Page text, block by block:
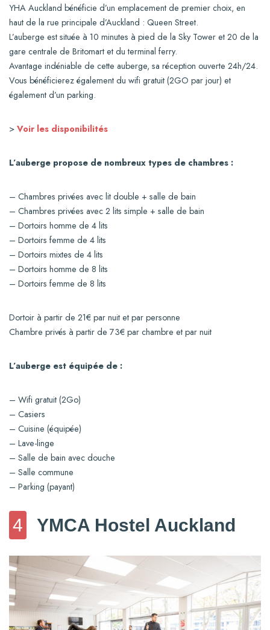
YHA Auckland bénéficie d’un emplacement de premier choix, en
haut de la rue principale d’Auckland : Queen Street.
L’auberge est située à 10 minutes à pied de la Sky Tower et 20 de la
gare centrale de Britomart et du terminal ferry.
Avantage indéniable de cette auberge, sa réception ouverte 24h/24.
Vous bénéficierez également du wifi gratuit (2GO par jour) et
également d’un parking.
> Voir les disponibilités
L’auberge propose de nombreux types de chambres :
– Chambres privées avec lit double + salle de bain
– Chambres privées avec 2 lits simple + salle de bain
– Dortoirs homme de 4 lits
– Dortoirs femme de 4 lits
– Dortoirs mixtes de 4 lits
– Dortoirs homme de 8 lits
– Dortoirs femme de 8 lits
Dortoir à partir de 21€ par nuit et par personne
Chambre privés à partir de 73€ par chambre et par nuit
L’auberge est équipée de :
– Wifi gratuit (2Go)
– Casiers
– Cuisine (équipée)
– Lave-linge
– Salle de bain avec douche
– Salle commune
– Parking (payant)
4 YMCA Hostel Auckland